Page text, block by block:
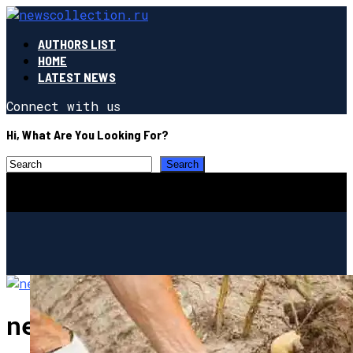
AUTHORS LIST
HOME
LATEST NEWS
Connect with us
Hi, What Are You Looking For?
newscollection.ru